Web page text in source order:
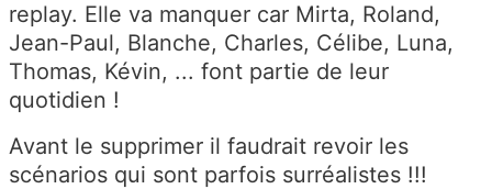
replay. Elle va manquer car Mirta, Roland,
Jean-Paul, Blanche, Charles, Célibe, Luna,
Thomas, Kévin, ... font partie de leur
quotidien !
Avant le supprimer il faudrait revoir les
scénarios qui sont parfois surréalistes !!!